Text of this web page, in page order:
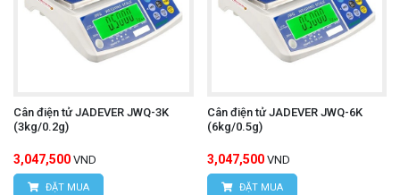
Cân điện tử JADEVER JWQ-3K
(3kg/0.2g)
3,047,500 VND
ĐẶT MUA
Cân điện tử JADEVER JWQ-6K
(6kg/0.5g)
3,047,500 VND
ĐẶT MUA